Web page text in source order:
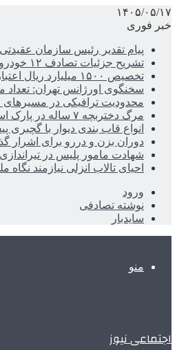
۱۴۰۵/۰۵/۱۷
خبر فوری
پیام تقدیر رئیس سازمان
تشریح جزئیات تصادف ۱۲ خودرو با ۱۹ مصدوم
تخصیص ۱۵۰۰ میلیارد ریال اعتبار استانی برای ساماندهی بافت قدیم دزفول
سخنگوی اورژانس تهران: تعداد
محدودیت ترافیکی در مسیرهای
مرگ دختربچه ۷ ساله در پارک اسلامشهر
انواع قاب بندی دیوار با
دوران بزن و دررو برای اشرار
شهادت مامور پلیس در
احیای تالاب انزلی نیازمند نگاه
ورود
نوشته تصادفی
سایدبار
منو
اجتماعی نیوز